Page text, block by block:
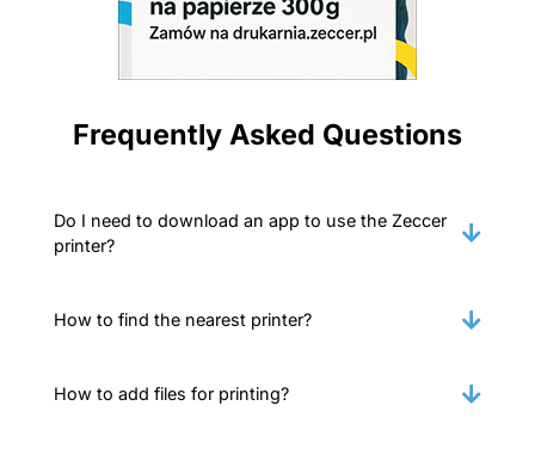
Frequently Asked Questions
Do I need to download an app to use the Zeccer
printer?
How to find the nearest printer?
How to add files for printing?